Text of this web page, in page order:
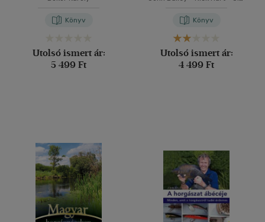
Könyv
Utolsó ismert ár:
5 499 Ft
Könyv
Utolsó ismert ár:
4 499 Ft